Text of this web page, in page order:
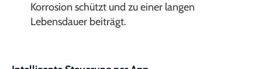
Korrosion schützt und zu einer langen
Lebensdauer beiträgt.